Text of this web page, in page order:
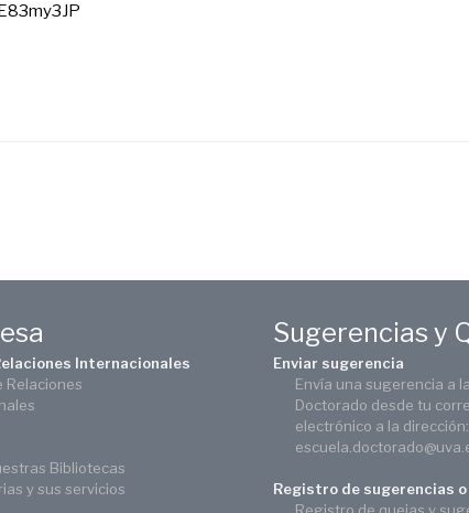
Internacionales
Relaciones
Bibliotecas
y sus servicios
Sugerencias y
Enviar sugerencia
Envía una sugerencia a
Doctorado desde tu
electrónico a la dirección:
Registro de sugerencias